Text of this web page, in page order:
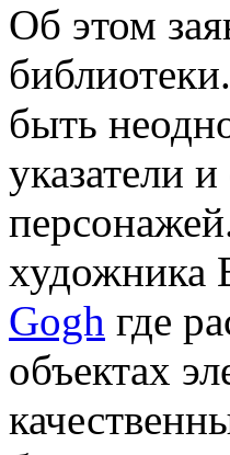
Об этом
быть
указатели
художника
Gogh где
объектах